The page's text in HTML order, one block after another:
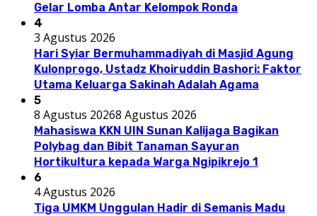
Gelar Lomba Antar Kelompok Ronda
4
3 Agustus 2026
Hari Syiar Bermuhammadiyah di Masjid Agung
Kulonprogo, Ustadz Khoiruddin Bashori: Faktor
Utama Keluarga Sakinah Adalah Agama
5
8 Agustus 20268 Agustus 2026
Mahasiswa KKN UIN Sunan Kalijaga Bagikan
Polybag dan Bibit Tanaman Sayuran
Hortikultura kepada Warga Ngipikrejo 1
6
4 Agustus 2026
Tiga UMKM Unggulan Hadir di Semanis Madu